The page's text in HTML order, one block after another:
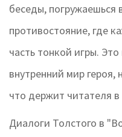
беседы, погружаешься
противостояние, где
часть тонкой игры.
внутренний мир героя,
что держит читателя
Диалоги Толстого в